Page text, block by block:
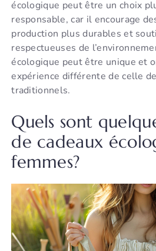
écologique peut être un choix
responsable, car il encourage
production plus durables et
respectueuses de
écologique peut être unique et
expérience différente de celle
traditionnels.
Quels sont
de cadeaux
femmes?